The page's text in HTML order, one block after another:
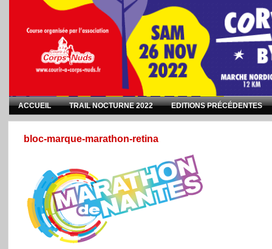
ACCUEIL TRAIL NOCTURNE 2022 EDITIONS PRÉCÉDENTES
bloc-marque-marathon-retina